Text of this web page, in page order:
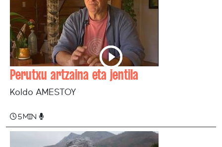
Perutxu artzaina eta jentila
Koldo AMESTOY
5 min